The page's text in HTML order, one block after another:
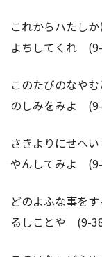
これからハたし
よちしてくれ
このたびのなや
のしみをみよ
さきよりにせへ
やんしてみよ
どのよふな事を
るしことや (9-